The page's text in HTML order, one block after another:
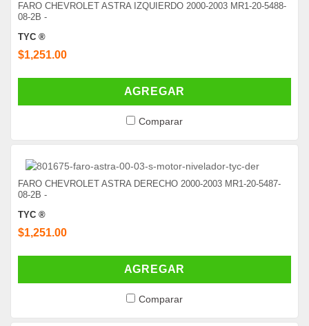
FARO CHEVROLET ASTRA IZQUIERDO 2000-2003 MR1-20-5488-
08-2B -
TYC ®
$1,251.00
AGREGAR
Comparar
FARO CHEVROLET ASTRA DERECHO 2000-2003 MR1-20-5487-
08-2B -
TYC ®
$1,251.00
AGREGAR
Comparar